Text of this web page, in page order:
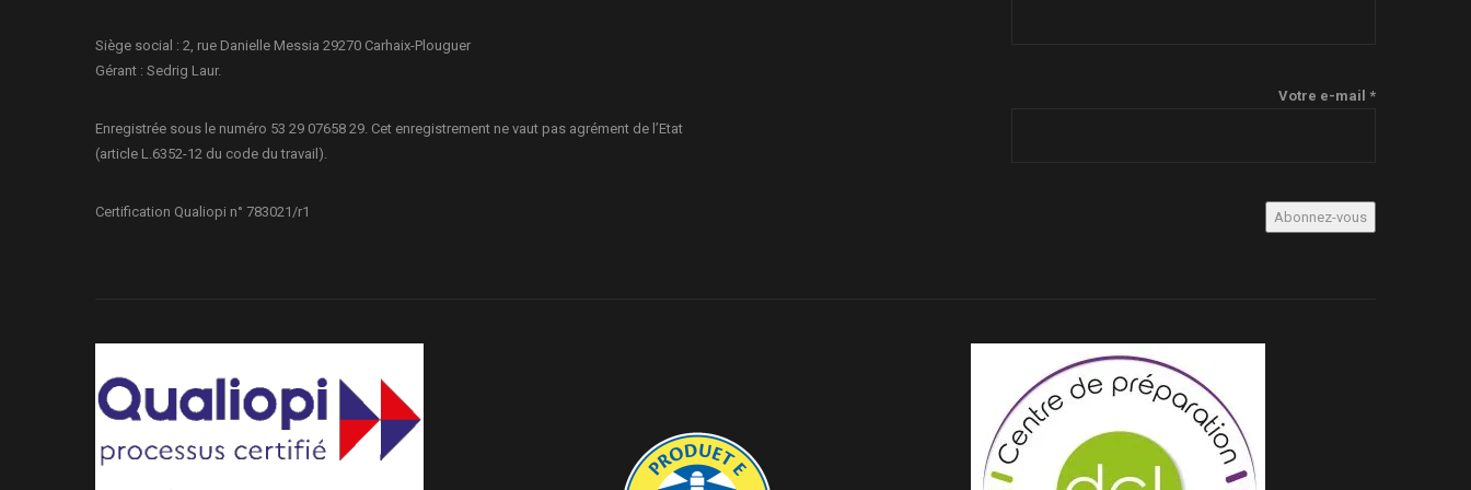
Siège social : 2, rue Danielle Messia 29270 Carhaix-Plouguer
Gérant : Sedrig Laur.
Enregistrée sous le numéro 53 29 07658 29. Cet enregistrement ne vaut pas agrément de l’Etat
(article L.6352-12 du code du travail).
Certification Qualiopi n° 783021/r1
Votre e-mail *